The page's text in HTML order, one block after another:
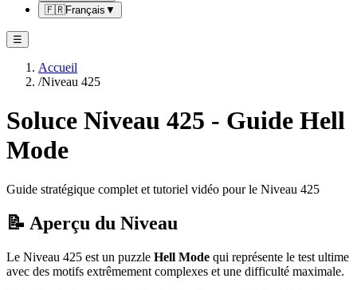
🇫🇷Français ▼
☰
Accueil
/Niveau 425
Soluce Niveau 425 - Guide Hell
Mode
Guide stratégique complet et tutoriel vidéo pour le Niveau 425
📝 Aperçu du Niveau
Le Niveau 425 est un puzzle Hell Mode qui représente le test ultime
avec des motifs extrêmement complexes et une difficulté maximale.